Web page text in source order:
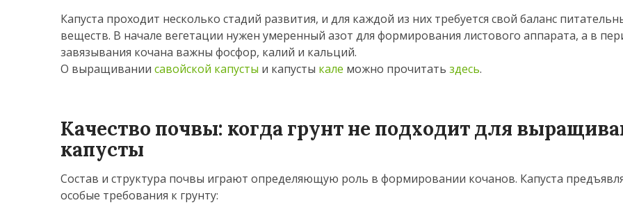
Капуста проходит несколько стадий развития, и для каждой из них требуется свой баланс
веществ. В начале вегетации нужен умеренный азот для формирования листового аппарата, а в
завязывания кочана важны фосфор, калий и кальций.
О выращивании савойской капусты и капусты кале можно прочитать здесь.
Качество почвы: когда грунт не подходит для
капусты
Состав и структура почвы играют определяющую роль в формировании кочанов. Капуста
особые требования к грунту: